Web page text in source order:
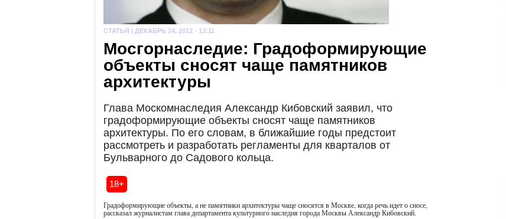
СТАТЬЯ | ДЕКАБРЬ 24, 2012 - 13:11
Мосгорнаследие: Градоформирующие
объекты сносят чаще памятников
архитектуры
Глава Москомнаследия Александр Кибовский заявил, что
градоформирующие объекты сносят чаще памятников
архитектуры. По его словам, в ближайшие годы предстоит
рассмотреть и разработать регламенты для кварталов от
Бульварного до Садового кольца.
18+
Градоформирующие объекты, а не памятники архитектуры чаще сносятся в Москве, когда речь идет о сносе,
рассказал журналистам глава департамента культурного наследия города Москвы Александр Кибовский.